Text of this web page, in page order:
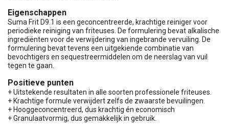
Eigenschappen
Suma Frit D9.1 is een geconcentreerde, krachtige reiniger voor
periodieke reiniging van friteuses. De formulering bevat alkalische
ingrediënten voor de verwijdering van ingebrande vervuiling. De
formulering bevat tevens een uitgekiende combinatie van
bevochtigers en sequestreermiddelen om de neerslag van vuil
tegen te gaan.
Positieve punten
+ Uitstekende resultaten in alle soorten professionele friteuses.
+ Krachtige formule verwijdert zelfs de zwaarste bevuilingen.
+ Hooggeconcentreerd, dus krachtig én economisch
+ Granulaatvormig, dus gemakkelijk in gebruik.